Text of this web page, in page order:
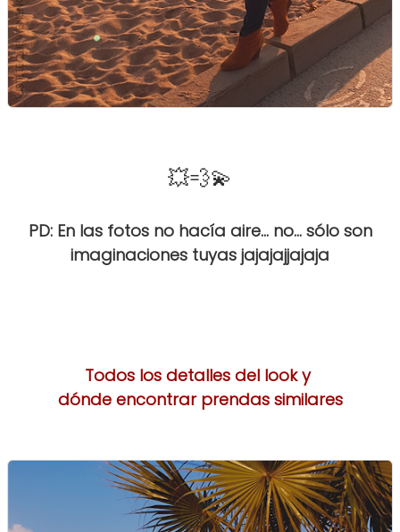
💥💨💫
PD: En las fotos no hacía aire... no... sólo son
imaginaciones tuyas jajajajjajaja
Todos los detalles del look y
dónde encontrar prendas similares